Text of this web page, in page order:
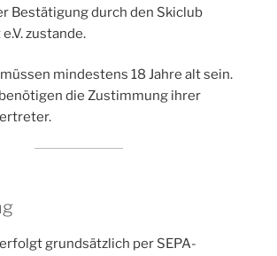
Bestätigung durch den Skiclub
zustande.
mindestens 18 Jahre alt sein.
die Zustimmung ihrer
grundsätzlich per SEPA-